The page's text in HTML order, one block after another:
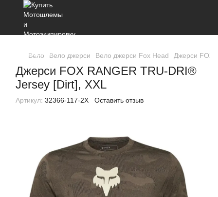
Вело Вело джерси Вело джерси Fox Head Джерси FOX
Джерси FOX RANGER TRU-DRI®
Jersey [Dirt], XXL
Артикул: 32366-117-2X Оставить отзыв